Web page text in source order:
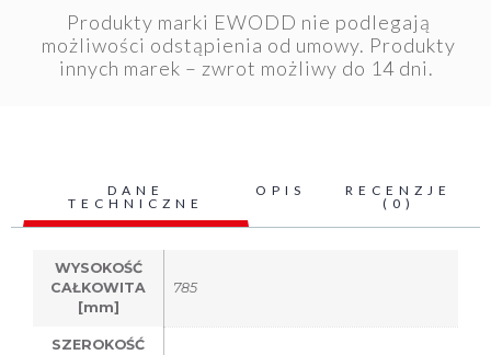
Produkty marki EWODD nie podlegają
możliwości odstąpienia od umowy. Produkty
innych marek – zwrot możliwy do 14 dni.
DANE
TECHNICZNE
OPIS
RECENZJE
(0)
WYSOKOŚĆ
CAŁKOWITA
[mm]
785
SZEROKOŚĆ